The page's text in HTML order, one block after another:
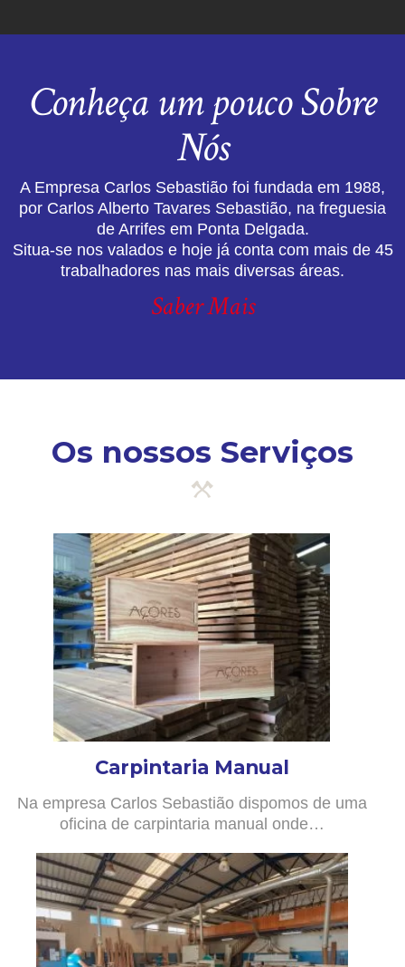
Conheça um pouco Sobre
Nós
A Empresa Carlos Sebastião foi fundada em 1988,
por Carlos Alberto Tavares Sebastião, na freguesia
de Arrifes em Ponta Delgada.
Situa-se nos valados e hoje já conta com mais de 45
trabalhadores nas mais diversas áreas.
Saber Mais
Os nossos Serviços
Carpintaria Manual
Na empresa Carlos Sebastião dispomos de uma
oficina de carpintaria manual onde…